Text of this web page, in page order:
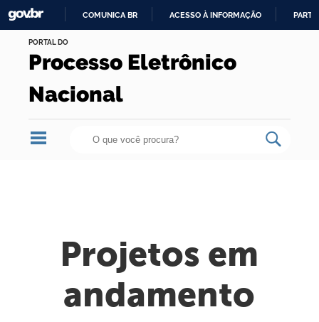
PARA
O
COMUNICA BR ACESSO À INFORMAÇÃO
Processo Eletrônico
Nacional
PORTAL DO
Projetos em
andamento